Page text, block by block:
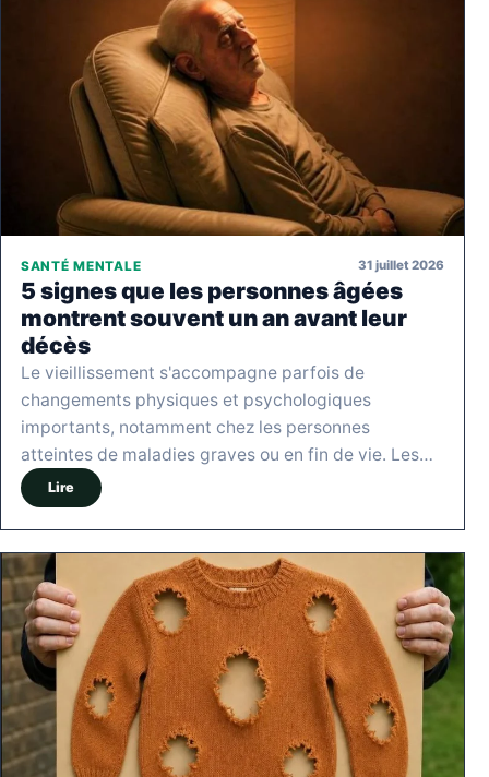
SANTÉ MENTALE 31 juillet 2026
5 signes que les personnes âgées
montrent souvent un an avant leur
décès
Le vieillissement s'accompagne parfois de
changements physiques et psychologiques
importants, notamment chez les personnes
atteintes de maladies graves ou en fin de vie. Les…
Lire